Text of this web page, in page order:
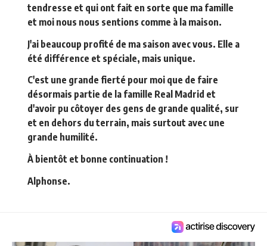
tendresse et qui ont fait en sorte que ma famille
et moi nous nous sentions comme à la maison.
J'ai beaucoup profité de ma saison avec vous. Elle a
été différence et spéciale, mais unique.
C'est une grande fierté pour moi que de faire
désormais partie de la famille Real Madrid et
d'avoir pu côtoyer des gens de grande qualité, sur
et en dehors du terrain, mais surtout avec une
grande humilité.
À bientôt et bonne continuation !
Alphonse.